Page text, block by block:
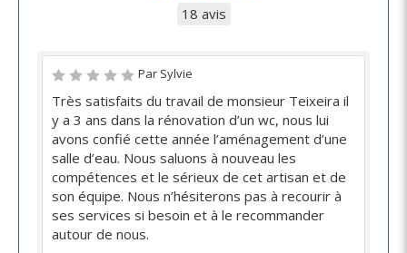
18 avis
Par Sylvie
Très satisfaits du travail de monsieur Teixeira il
y a 3 ans dans la rénovation d’un wc, nous lui
avons confié cette année l’aménagement d’une
salle d’eau. Nous saluons à nouveau les
compétences et le sérieux de cet artisan et de
son équipe. Nous n’hésiterons pas à recourir à
ses services si besoin et à le recommander
autour de nous.